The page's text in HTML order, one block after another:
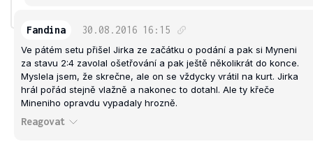
Fandina 30.08.2016 16:15
Ve pátém setu přišel Jirka ze začátku o podání a pak si Myneni
za stavu 2:4 zavolal ošetřování a pak ještě několikrát do konce.
Myslela jsem, že skrečne, ale on se vždycky vrátil na kurt. Jirka
hrál pořád stejně vlažně a nakonec to dotahl. Ale ty křeče
Mineniho opravdu vypadaly hrozně.
Reagovat